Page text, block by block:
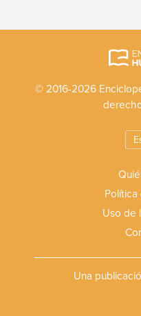
© 2016-2026
Uso de
Una